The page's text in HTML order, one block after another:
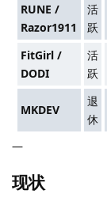
RUNE /
Razor1911
活
跃
FitGirl /
DODI
活
跃
MKDEV
退
休
—
现状